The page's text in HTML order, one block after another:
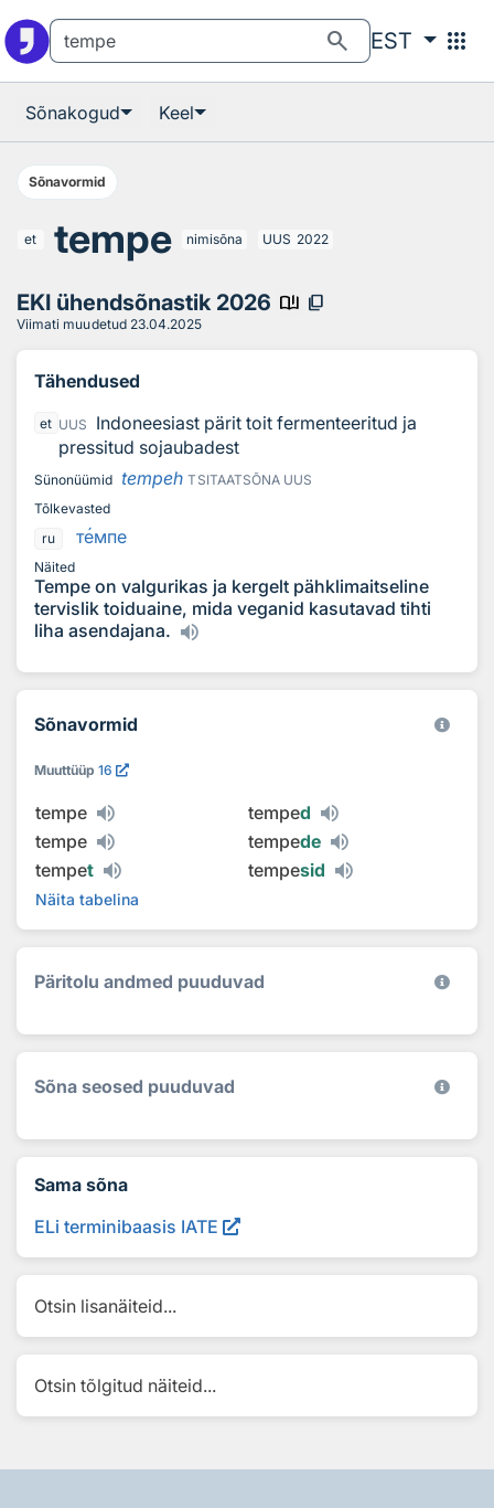
search EST apps
Sõnakogud Keel
Sõnavormid
et tempe nimisõna UUS 2022
EKI ühendsõnastik 2026 book_ribbon content_copy
Viimati muudetud 23.04.2025
Tähendused
et UUS
Indoneesiast pärit toit fermenteeritud ja
pressitud sojaubadest
Sünonüümid tempeh TSITAATSÕNA UUS
Tõlkevasted
ru
темпе
Näited
Tempe on valgurikas ja kergelt pähklimaitseline
tervislik toiduaine, mida veganid kasutavad tihti
liha asendajana.
Sõnavormid
Muuttüüp 16
tempe temped
tempe
tempede
tempet tempesid
Näita tabelina
Päritolu andmed puuduvad
Sõna seosed puuduvad
Sama sõna
ELi terminibaasis IATE
Otsin lisanäiteid...
Otsin tõlgitud näiteid...